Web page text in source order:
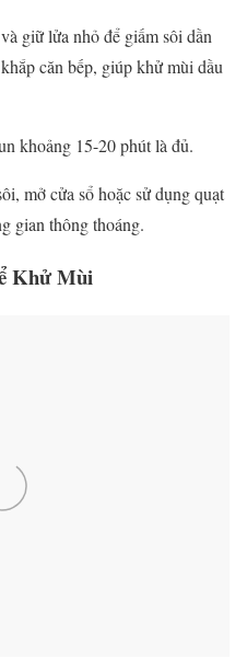
giữ lửa nhỏ để giấm sôi dần
căn bếp, giúp khử mùi dầu
khoảng 15-20 phút là đủ.
mở cửa sổ hoặc sử dụng quạt
gian thông thoáng.
Khử Mùi